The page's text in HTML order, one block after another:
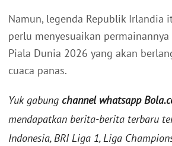
Namun, legenda Republik Irlandia
perlu menyesuaikan
Piala Dunia 2026 yang akan
cuaca panas.
Yuk gabung channel whatsapp
mendapatkan berita-berita terbaru
Indonesia, BRI Liga 1, Liga